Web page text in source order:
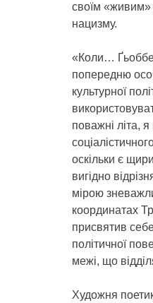
своїм «живим»
нацизму.
«Коли…
попередню
культурної
поважні літа,
оскільки є
вигідно
мірою
координатах
присвятив
політичної
межі, що
Художня